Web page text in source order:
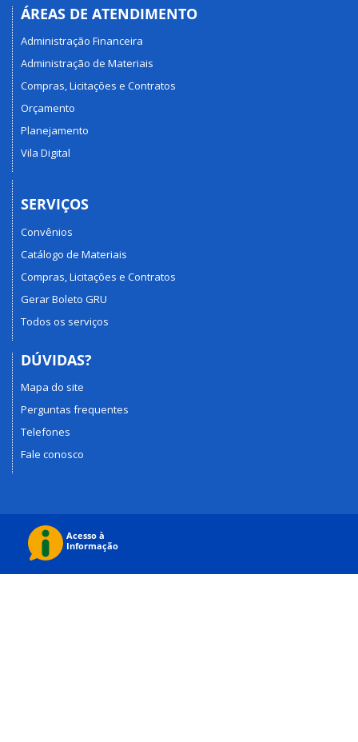
ÁREAS DE ATENDIMENTO
Administração Financeira
Administração de Materiais
Compras, Licitações e Contratos
Orçamento
Planejamento
Vila Digital
SERVIÇOS
Convênios
Catálogo de Materiais
Compras, Licitações e Contratos
Gerar Boleto GRU
Todos os serviços
DÚVIDAS?
Mapa do site
Perguntas frequentes
Telefones
Fale conosco